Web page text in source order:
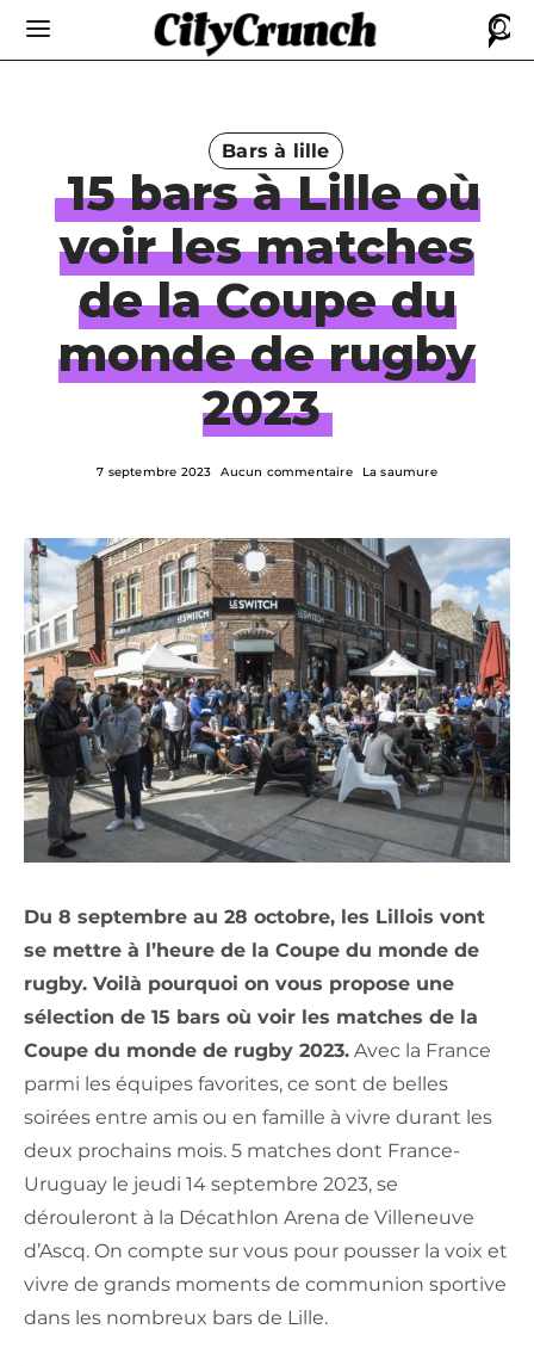
Bars à lille
15 bars à Lille où
voir les matches
de la Coupe du
monde de rugby
2023
7 septembre 2023 Aucun commentaire La saumure
Du 8 septembre au 28 octobre, les Lillois vont
se mettre à l’heure de la Coupe du monde de
rugby. Voilà pourquoi on vous propose une
sélection de 15 bars où voir les matches de la
Coupe du monde de rugby 2023. Avec la France
parmi les équipes favorites, ce sont de belles
soirées entre amis ou en famille à vivre durant les
deux prochains mois. 5 matches dont France-
Uruguay le jeudi 14 septembre 2023, se
dérouleront à la Décathlon Arena de Villeneuve
d’Ascq. On compte sur vous pour pousser la voix et
vivre de grands moments de communion sportive
dans les nombreux bars de Lille.